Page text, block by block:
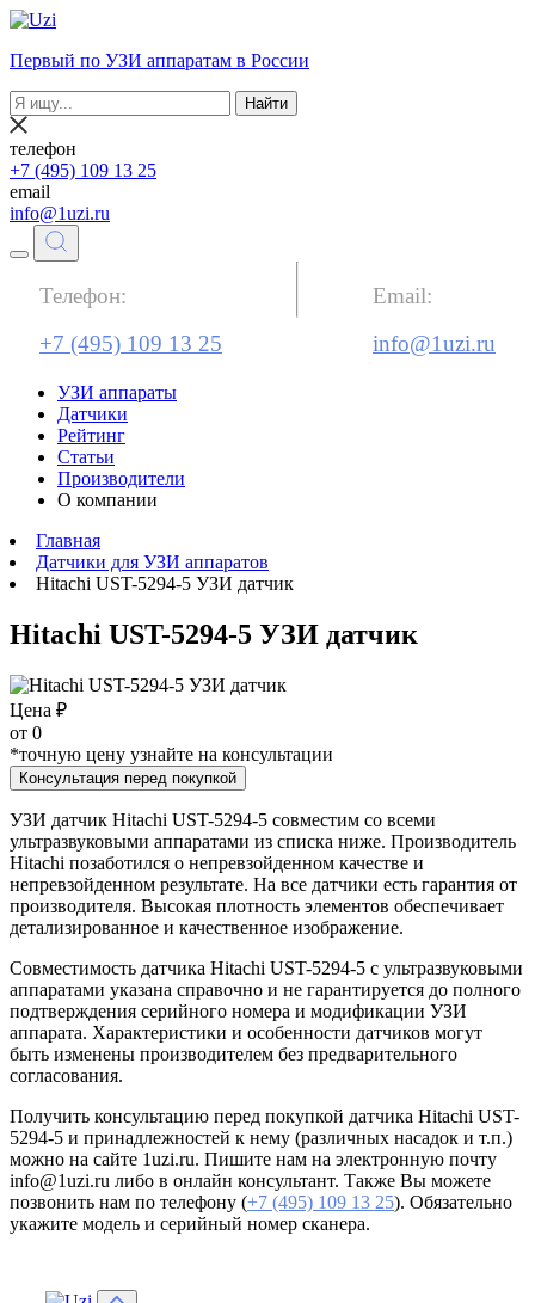
Первый по УЗИ аппаратам в России
Найти
телефон
+7 (495) 109 13 25
email
info@1uzi.ru
Телефон:
+7 (495) 109 13 25
Email:
info@1uzi.ru
УЗИ аппараты
Датчики
Рейтинг
Статьи
Производители
О компании
Главная
Датчики для УЗИ аппаратов
Hitachi UST-5294-5 УЗИ датчик
Hitachi UST-5294-5 УЗИ датчик
Цена ₽
от 0
*точную цену узнайте на консультации
Консультация перед покупкой
УЗИ датчик Hitachi UST-5294-5 совместим со всеми
ультразвуковыми аппаратами из списка ниже. Производитель
Hitachi позаботился о непревзойденном качестве и
непревзойденном результате. На все датчики есть гарантия от
производителя. Высокая плотность элементов обеспечивает
детализированное и качественное изображение.
Совместимость датчика Hitachi UST-5294-5 с ультразвуковыми
аппаратами указана справочно и не гарантируется до полного
подтверждения серийного номера и модификации УЗИ
аппарата. Характеристики и особенности датчиков могут
быть изменены производителем без предварительного
согласования.
Получить консультацию перед покупкой датчика Hitachi UST-
5294-5 и принадлежностей к нему (различных насадок и т.п.)
можно на сайте 1uzi.ru. Пишите нам на электронную почту
info@1uzi.ru либо в онлайн консультант. Также Вы можете
позвонить нам по телефону (+7 (495) 109 13 25). Обязательно
укажите модель и серийный номер сканера.